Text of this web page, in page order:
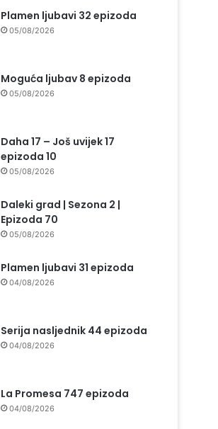
Plamen ljubavi 32 epizoda
05/08/2026
Moguća ljubav 8 epizoda
05/08/2026
Daha 17 – Još uvijek 17
epizoda 10
05/08/2026
Daleki grad | Sezona 2 |
Epizoda 70
05/08/2026
Plamen ljubavi 31 epizoda
04/08/2026
Serija nasljednik 44 epizoda
04/08/2026
La Promesa 747 epizoda
04/08/2026